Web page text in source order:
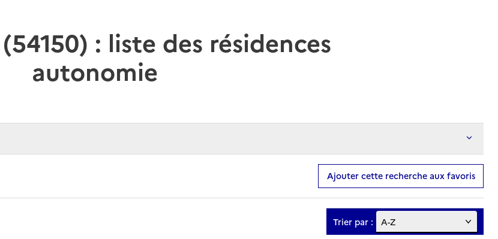
: liste des résidences
autonomie
Ajouter cette recherche aux favoris
Trier par :